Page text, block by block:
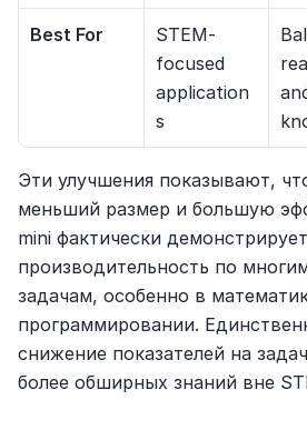
Best For
STEM-
focused
application
s
Эти улучшения показывают,
меньший размер и большую
mini фактически
производительность по
задачам, особенно в
программировании.
снижение показателей на
более обширных знаний вне